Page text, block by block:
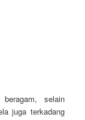
selain
juga terkadang